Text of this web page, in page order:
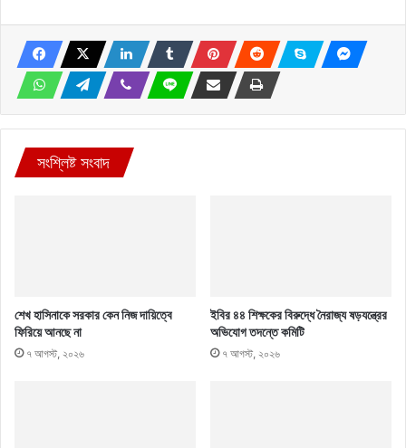
সংশ্লিষ্ট সংবাদ
শেখ হাসিনাকে সরকার কেন নিজ দায়িত্বে
ফিরিয়ে আনছে না
৭ আগস্ট, ২০২৬
ইবির ৪৪ শিক্ষকের বিরুদ্ধে নৈরাজ্য ষড়যন্ত্রের
অভিযোগ তদন্তে কমিটি
৭ আগস্ট, ২০২৬